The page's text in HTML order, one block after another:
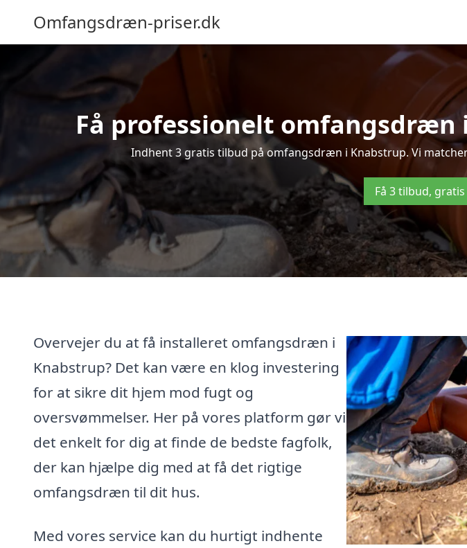
Omfangsdræn-priser.dk
Få professionelt
Indhent 3 gratis tilbud på omfangsdræn i Knabstrup. Vi
Få 3 tilbud,
Overvejer du at få installeret omfangsdræn i
Knabstrup? Det kan være en klog investering
for at sikre dit hjem mod fugt og
oversvømmelser. Her på vores platform gør vi
det enkelt for dig at finde de bedste fagfolk,
der kan hjælpe dig med at få det rigtige
omfangsdræn til dit hus.
Med vores service kan du hurtigt indhente